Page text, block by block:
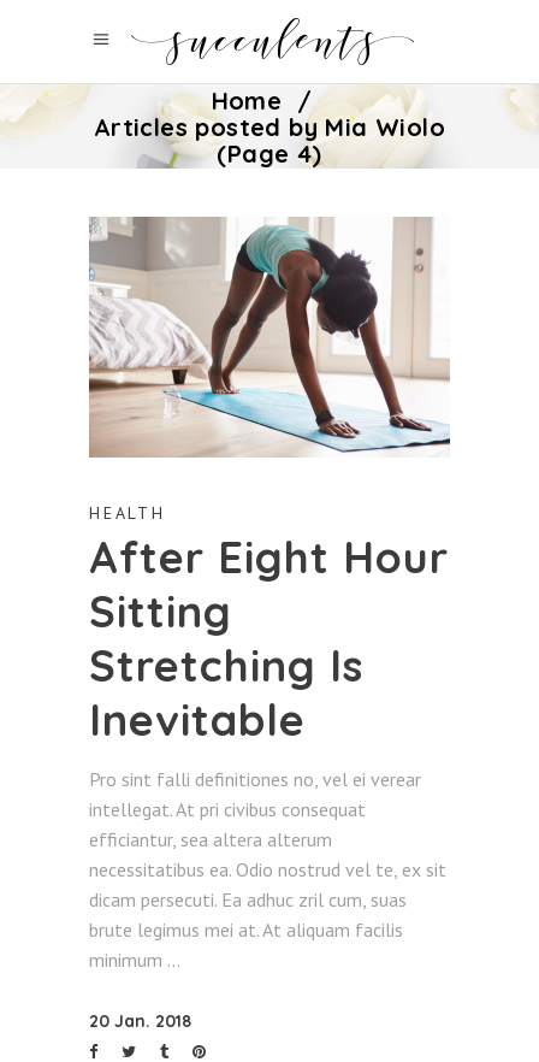
Home /
Articles posted by Mia Wiolo
(Page 4)
HEALTH
After Eight Hour
Sitting
Stretching Is
Inevitable
Pro sint falli definitiones no, vel ei verear
intellegat. At pri civibus consequat
efficiantur, sea altera alterum
necessitatibus ea. Odio nostrud vel te, ex sit
dicam persecuti. Ea adhuc zril cum, suas
brute legimus mei at. At aliquam facilis
minimum
20 Jan. 2018